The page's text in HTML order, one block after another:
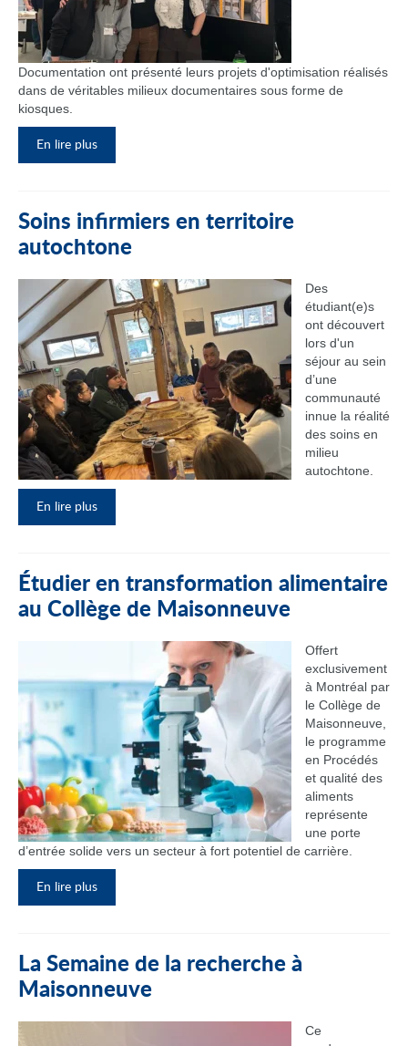
Documentation ont présenté leurs projets d'optimisation réalisés
dans de véritables milieux documentaires sous forme de
kiosques.
En lire plus
Soins infirmiers en territoire
autochtone
Des
étudiant(e)s
ont découvert
lors d'un
séjour au sein
d’une
communauté
innue la réalité
des soins en
milieu
autochtone.
En lire plus
Étudier en transformation alimentaire
au Collège de Maisonneuve
Offert
exclusivement
à Montréal par
le Collège de
Maisonneuve,
le programme
en Procédés
et qualité des
aliments
représente
une porte
d’entrée solide vers un secteur à fort potentiel de carrière.
En lire plus
La Semaine de la recherche à
Maisonneuve
Ce